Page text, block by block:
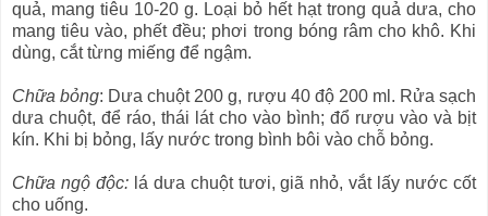
quả, mang tiêu 10-20 g. Loại bỏ hết hạt trong quả dưa, cho
mang tiêu vào, phết đều; phơi trong bóng râm cho khô. Khi
dùng, cắt từng miếng để ngậm.
Chữa bỏng: Dưa chuột 200 g, rượu 40 độ 200 ml. Rửa sạch
dưa chuột, để ráo, thái lát cho vào bình; đổ rượu vào và bịt
kín. Khi bị bỏng, lấy nước trong bình bôi vào chỗ bỏng.
Chữa ngộ độc:lá dưa chuột tươi, giã nhỏ, vắt lấy nước cốt
cho uống.